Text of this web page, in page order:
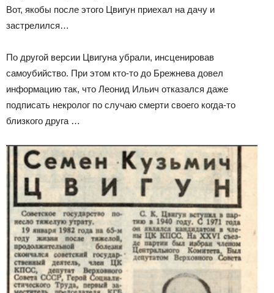
Вот, якобы после этого Цвигун приехал на дачу и
застрелился…
По другой версии Цвигуна убрали, инсценировав
самоубийство. При этом кто-то до Брежнева довел
информацию так, что Леонид Ильич отказался даже
подписать некролог по случаю смерти своего когда-то
близкого друга …